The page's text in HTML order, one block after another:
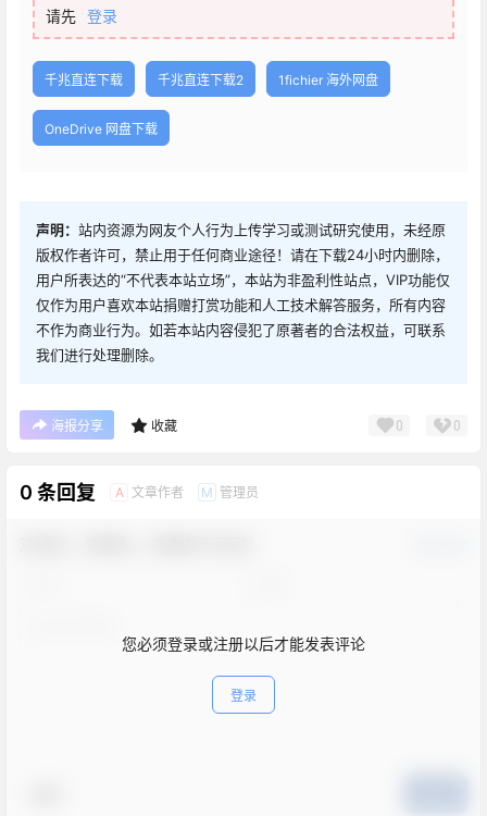
请先 登录
千兆直连下载 千兆直连下载2 1fichier 海外网盘
OneDrive 网盘下载
声明： 站内资源为网友个人行为上传学习或测试研究使用，未经原
版权作者许可，禁止用于任何商业途径！请在下载24小时内删除，
用户所表达的“不代表本站立场”，本站为非盈利性站点，VIP功能仅
仅作为用户喜欢本站捐赠打赏功能和人工技术解答服务，所有内容
不作为商业行为。如若本站内容侵犯了原著者的合法权益，可联系
我们进行处理删除。
海报分享 收藏 0 0
0 条回复 A 文章作者 M 管理员
您必须登录或注册以后才能发表评论
登录